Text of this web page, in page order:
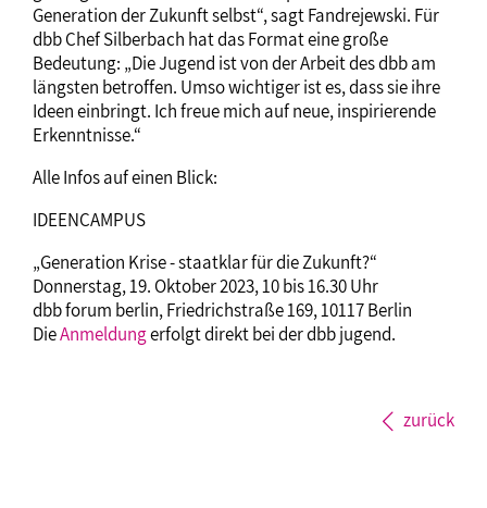
Generation der Zukunft selbst“, sagt Fandrejewski. Für
dbb Chef Silberbach hat das Format eine große
Bedeutung: „Die Jugend ist von der Arbeit des dbb am
längsten betroffen. Umso wichtiger ist es, dass sie ihre
Ideen einbringt. Ich freue mich auf neue, inspirierende
Erkenntnisse.“
Alle Infos auf einen Blick:
IDEENCAMPUS
„Generation Krise - staatklar für die Zukunft?“
Donnerstag, 19. Oktober 2023, 10 bis 16.30 Uhr
dbb forum berlin, Friedrichstraße 169, 10117 Berlin
DieAnmeldungerfolgt direkt bei der dbb jugend.
zurück